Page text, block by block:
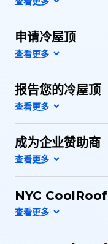
申请冷屋顶
报告您的冷屋顶
成为企业赞助商
NYC